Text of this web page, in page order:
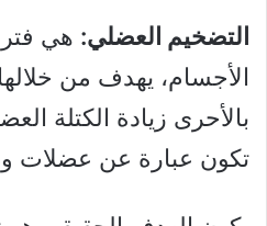
التضخيم العضلي: هي
الأجسام، يهدف من
بالأحرى زيادة الكتلة
تكون عبارة عن عضلات